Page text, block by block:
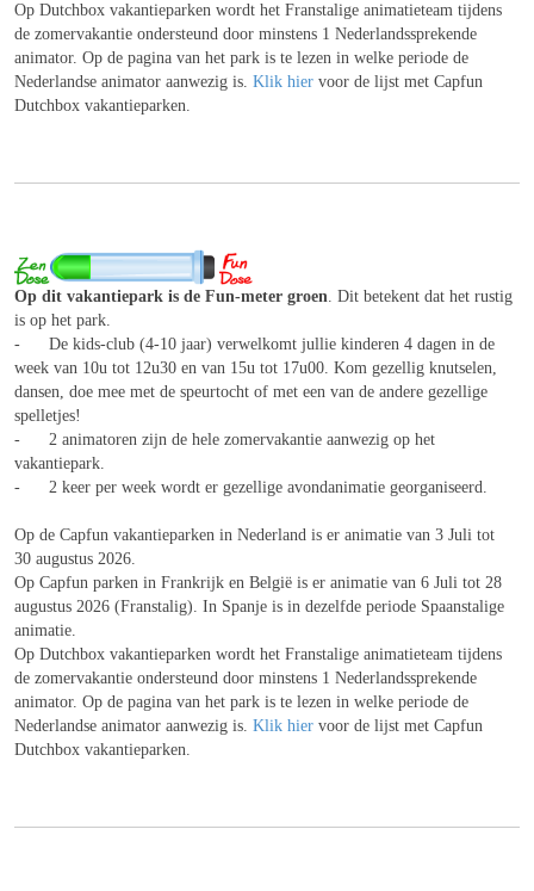
Op Dutchbox vakantieparken wordt het Franstalige animatieteam tijdens
de zomervakantie ondersteund door minstens 1 Nederlandssprekende
animator. Op de pagina van het park is te lezen in welke periode de
Nederlandse animator aanwezig is. Klik hiervoor de lijst met Capfun
Dutchbox vakantieparken.
Op dit vakantiepark is de Fun-meter groen . Dit betekent dat het rustig
is op het park.
- De kids-club (4-10 jaar) verwelkomt jullie kinderen 4 dagen in de
week van 10u tot 12u30 en van 15u tot 17u00. Kom gezellig knutselen,
dansen, doe mee met de speurtocht of met een van de andere gezellige
spelletjes!
- 2 animatoren zijn de hele zomervakantie aanwezig op het
vakantiepark.
- 2 keer per week wordt er gezellige avondanimatie georganiseerd.
Op de Capfun vakantieparken in Nederland is er animatie van 3 Juli tot
30 augustus 2026.
Op Capfun parken in Frankrijk en België is er animatie van 6 Juli tot 28
augustus 2026 (Franstalig). In Spanje is in dezelfde periode Spaanstalige
animatie.
Op Dutchbox vakantieparken wordt het Franstalige animatieteam tijdens
de zomervakantie ondersteund door minstens 1 Nederlandssprekende
animator. Op de pagina van het park is te lezen in welke periode de
Nederlandse animator aanwezig is. Klik hiervoor de lijst met Capfun
Dutchbox vakantieparken.